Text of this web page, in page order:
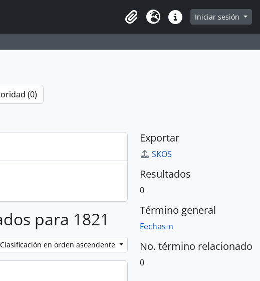
Portapapeles
Idioma Enlaces rápidos
Iniciar sesión
(0)
para 1821
en orden ascendente
Exportar
SKOS
Resultados
0
Término general
Fechas-n
No. término relacionado
0